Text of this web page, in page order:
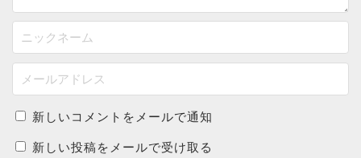
新しいコメントをメールで通知
新しい投稿をメールで受け取る